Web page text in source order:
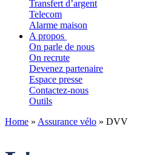
Transfert d’argent
Telecom
Alarme maison
A propos
On parle de nous
On recrute
Devenez partenaire
Espace presse
Contactez-nous
Outils
Home » Assurance vélo » DVV